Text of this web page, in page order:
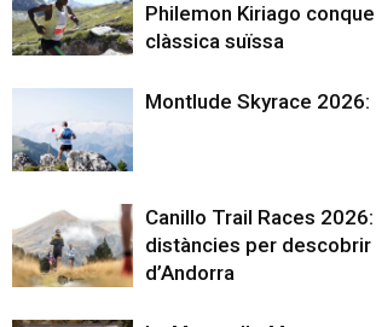
Philemon Kiriago
clàssica suïssa
Montlude Skyrace 2026:
Canillo Trail Races
distàncies per descobrir
d’Andorra